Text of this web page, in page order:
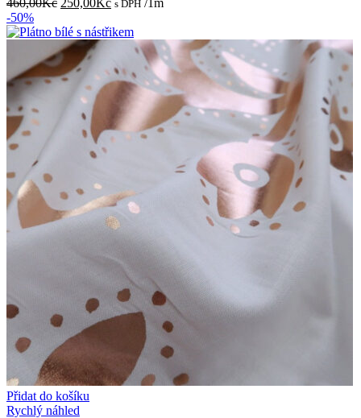
460,00Kč
byla:
460,00Kč.
250,00Kč
je:
250,00Kč.
s DPH /1m
-50%
Přidat do košíku
Rychlý náhled